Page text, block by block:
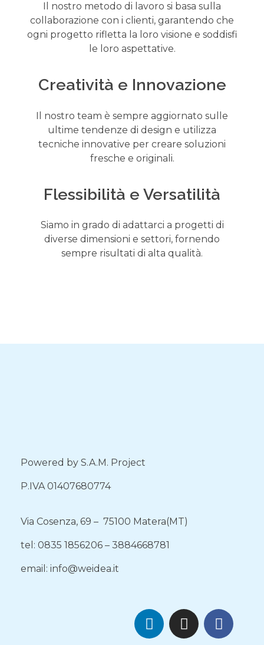
Il nostro metodo di lavoro si basa sulla
collaborazione con i clienti, garantendo che
ogni progetto rifletta la loro visione e soddisfi
le loro aspettative.
Creatività e Innovazione
Il nostro team è sempre aggiornato sulle
ultime tendenze di design e utilizza
tecniche innovative per creare soluzioni
fresche e originali.
Flessibilità e Versatilità
Siamo in grado di adattarci a progetti di
diverse dimensioni e settori, fornendo
sempre risultati di alta qualità.
Powered by S.A.M. Project
P.IVA 01407680774
Via Cosenza, 69 – 75100 Matera(MT)
tel: 0835 1856206 – 3884668781
email: info@weidea.it